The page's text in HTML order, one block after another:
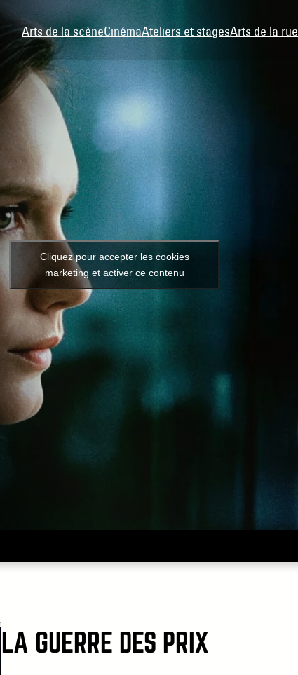
Arts de la scèneCinémaAteliers et stagesArts de la rue
Cliquez pour accepter les cookies
marketing et activer ce contenu
LA GUERRE DES PRIX